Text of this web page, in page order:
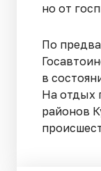
но от
По
в
На отдых
районов